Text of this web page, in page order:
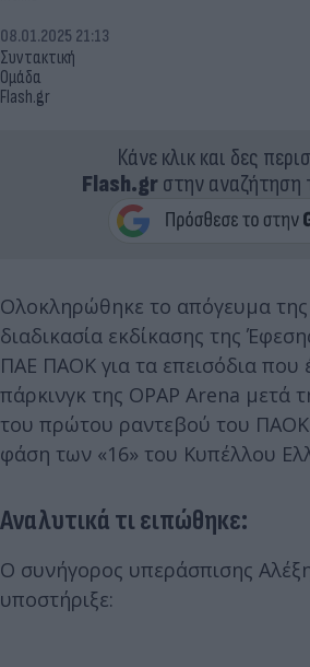
Συντακτική
Ομάδα
Flash.gr
08.01.2025 21:13
Κάνε κλικ και δες
Flash.grστην αναζήτηση
Ολοκληρώθηκε το απόγευμα
διαδικασία εκδίκασης της
ΠΑΕ ΠΑΟΚ για τα επεισόδια
πάρκινγκ της OPAP Arena μετά
του πρώτου ραντεβού του ΠΑΟΚ
φάση των «16» του Κυπέλλου
Αναλυτικά τι ειπώθηκε:
Ο συνήγορος υπεράσπισης
υποστήριξε: